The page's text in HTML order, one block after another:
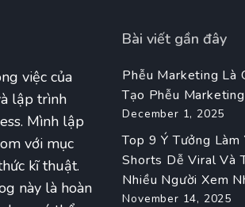
việc của
lập trình
Mình lập
với mục
kĩ thuật.
này là hoàn
Bài viết gần đây
Phễu Marketing Là
Tạo Phễu
December 1, 2025
Top 9 Ý Tưởng Làm
Shorts Dễ Viral Và
Nhiều Người Xem
November 14, 2025